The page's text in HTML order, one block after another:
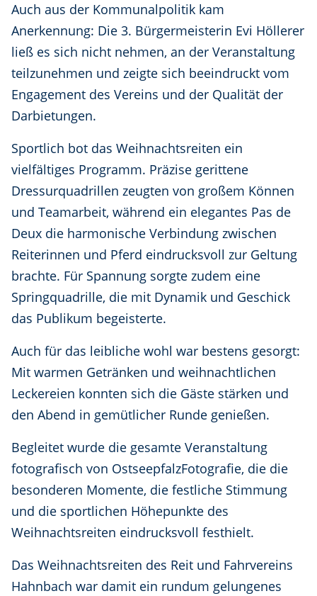
Auch aus der Kommunalpolitik kam
Anerkennung: Die 3. Bürgermeisterin Evi Höllerer
ließ es sich nicht nehmen, an der Veranstaltung
teilzunehmen und zeigte sich beeindruckt vom
Engagement des Vereins und der Qualität der
Darbietungen.
Sportlich bot das Weihnachtsreiten ein
vielfältiges Programm. Präzise gerittene
Dressurquadrillen zeugten von großem Können
und Teamarbeit, während ein elegantes Pas de
Deux die harmonische Verbindung zwischen
Reiterinnen und Pferd eindrucksvoll zur Geltung
brachte. Für Spannung sorgte zudem eine
Springquadrille, die mit Dynamik und Geschick
das Publikum begeisterte.
Auch für das leibliche wohl war bestens gesorgt:
Mit warmen Getränken und weihnachtlichen
Leckereien konnten sich die Gäste stärken und
den Abend in gemütlicher Runde genießen.
Begleitet wurde die gesamte Veranstaltung
fotografisch von OstseepfalzFotografie, die die
besonderen Momente, die festliche Stimmung
und die sportlichen Höhepunkte des
Weihnachtsreiten eindrucksvoll festhielt.
Das Weihnachtsreiten des Reit und Fahrvereins
Hahnbach war damit ein rundum gelungenes